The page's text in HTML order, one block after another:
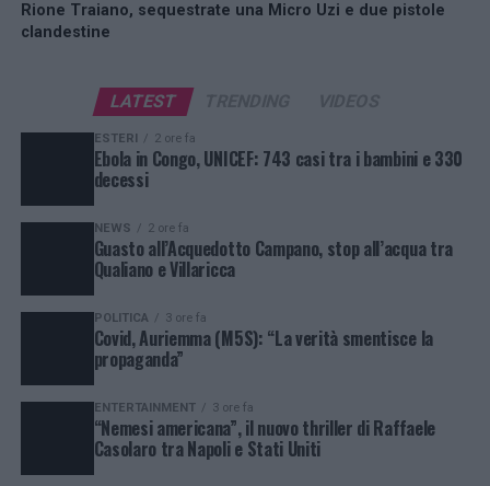
Rione Traiano, sequestrate una Micro Uzi e due pistole
clandestine
LATEST
ESTERI 2 ore fa
Ebola in Congo, UNICEF: 743 casi tra i bambini e 330
decessi
NEWS 2 ore fa
Guasto all’Acquedotto Campano, stop all’acqua tra
Qualiano e Villaricca
POLITICA 3 ore fa
Covid, Auriemma (M5S): “La verità smentisce la
propaganda”
ENTERTAINMENT 3 ore fa
“Nemesi americana”, il nuovo thriller di Raffaele
Casolaro tra Napoli e Stati Uniti